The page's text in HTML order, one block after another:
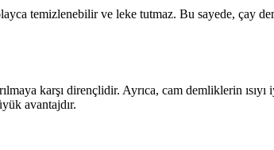
temizlenebilir ve leke tutmaz. Bu sayede, çay
karşı dirençlidir. Ayrıca, cam demliklerin
avantajdır.